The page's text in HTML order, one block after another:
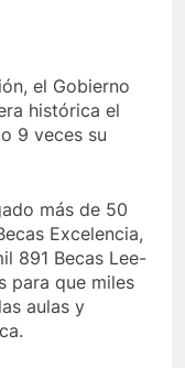
el Gobierno
histórica el
9 veces su
más de 50
Excelencia,
891 Becas Lee-
para que miles
aulas y